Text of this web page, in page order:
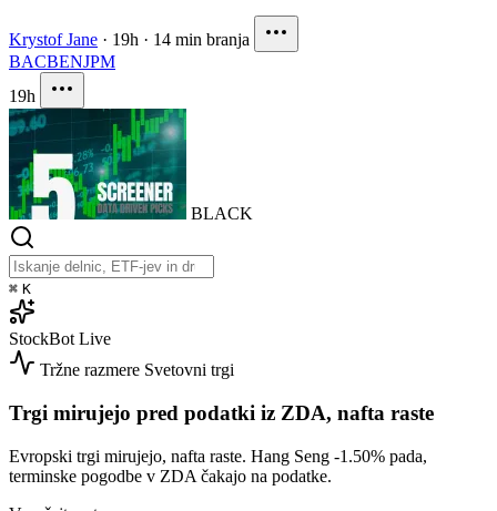
Krystof Jane · 19h · 14 min branja
BACBENJPM
19h
BLACK
⌘ K
StockBot Live
Tržne razmere Svetovni trgi
Trgi mirujejo pred podatki iz ZDA, nafta raste
Evropski trgi mirujejo, nafta raste. Hang Seng -1.50% pada,
terminske pogodbe v ZDA čakajo na podatke.